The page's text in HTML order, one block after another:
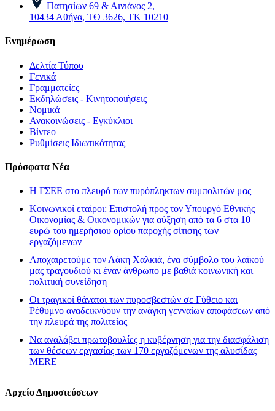
Πατησίων 69 & Αινιάνος 2,
10434 Αθήνα, ΤΘ 3626, ΤΚ 10210
Ενημέρωση
Δελτία Τύπου
Γενικά
Γραμματείες
Εκδηλώσεις - Κινητοποιήσεις
Νομικά
Ανακοινώσεις - Εγκύκλιοι
Βίντεο
Ρυθμίσεις Ιδιωτικότητας
Πρόσφατα Νέα
H ΓΣΕΕ στο πλευρό των πυρόπληκτων συμπολιτών μας
Κοινωνικοί εταίροι: Επιστολή προς τον Υπουργό Εθνικής
Οικονομίας & Οικονομικών για αύξηση από τα 6 στα 10
ευρώ του ημερήσιου ορίου παροχής σίτισης των
εργαζόμενων
Αποχαιρετούμε τον Λάκη Χαλκιά, ένα σύμβολο του λαϊκού
μας τραγουδιού κι έναν άνθρωπο με βαθιά κοινωνική και
πολιτική συνείδηση
Οι τραγικοί θάνατοι των πυροσβεστών σε Γύθειο και
Ρέθυμνο αναδεικνύουν την ανάγκη γενναίων αποφάσεων από
την πλευρά της πολιτείας
Να αναλάβει πρωτοβουλίες η κυβέρνηση για την διασφάλιση
των θέσεων εργασίας των 170 εργαζόμενων της αλυσίδας
MERE
Αρχείο Δημοσιεύσεων